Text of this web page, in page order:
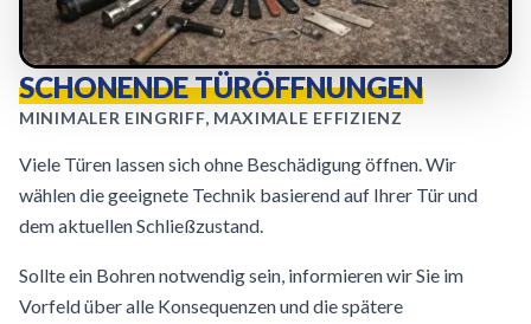
SCHONENDE TÜRÖFFNUNGEN
MINIMALER EINGRIFF, MAXIMALE EFFIZIENZ
Viele Türen lassen sich ohne Beschädigung öffnen. Wir
wählen die geeignete Technik basierend auf Ihrer Tür und
dem aktuellen Schließzustand.
Sollte ein Bohren notwendig sein, informieren wir Sie im
Vorfeld über alle Konsequenzen und die spätere